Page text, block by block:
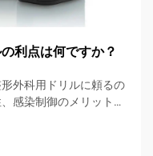
利点は何ですか？
外科用ドリルに頼るの
感染制御のメリットを